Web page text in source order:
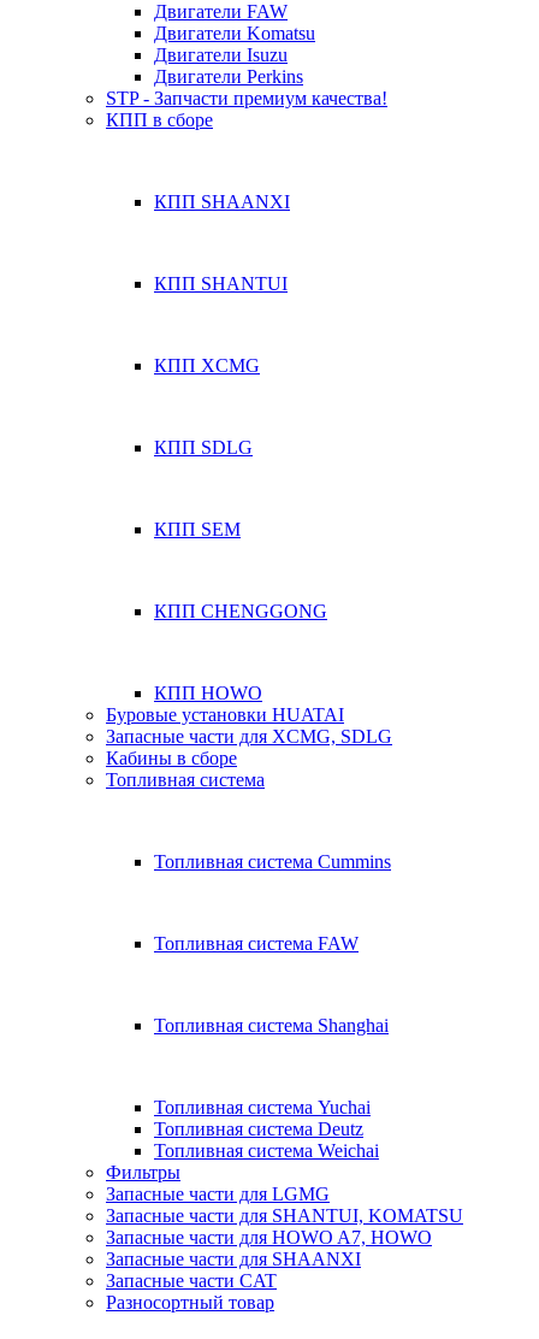
Двигатели FAW
Двигатели Komatsu
Двигатели Isuzu
Двигатели Perkins
STP - Запчасти премиум качества!
КПП в сборе
КПП SHAANXI
КПП SHANTUI
КПП XCMG
КПП SDLG
КПП SEM
КПП CHENGGONG
КПП HOWO
Буровые установки HUATAI
Запасные части для XCMG, SDLG
Кабины в сборе
Топливная система
Топливная система Cummins
Топливная система FAW
Топливная система Shanghai
Топливная система Yuchai
Топливная система Deutz
Топливная система Weichai
Фильтры
Запасные части для LGMG
Запасные части для SHANTUI, KOMATSU
Запасные части для HOWO A7, HOWO
Запасные части для SHAANXI
Запасные части CAT
Разносортный товар